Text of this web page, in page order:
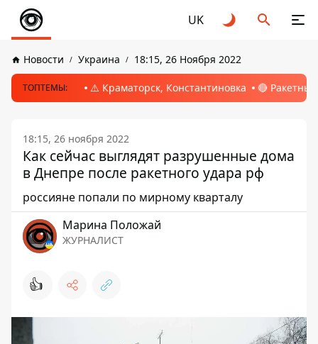
UK
Новости Украина 18:15, 26 Ноября 2022
ТОПТЕМЫ: ⚠️ Краматорск, Константиновка 🔴
18:15, 26 ноября 2022
Как сейчас выглядят разрушенные дома
в Днепре после ракетного удара рф
россияне попали по мирному кварталу
Марина Положай
ЖУРНАЛИСТ
👍